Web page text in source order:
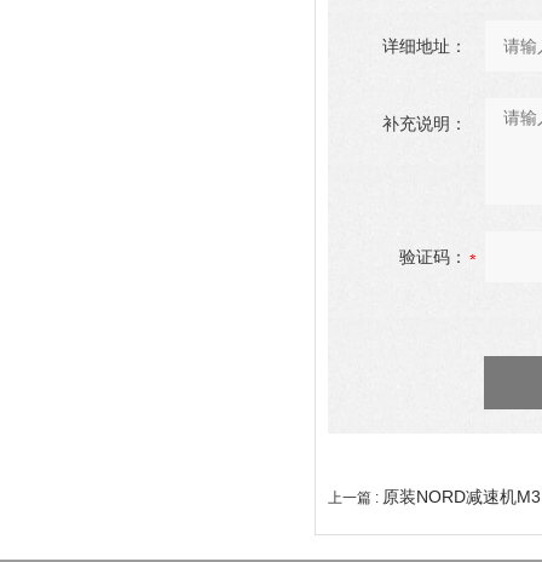
详细地址：
补充说明：
验证码：
上一篇 : 原装NORD减速机